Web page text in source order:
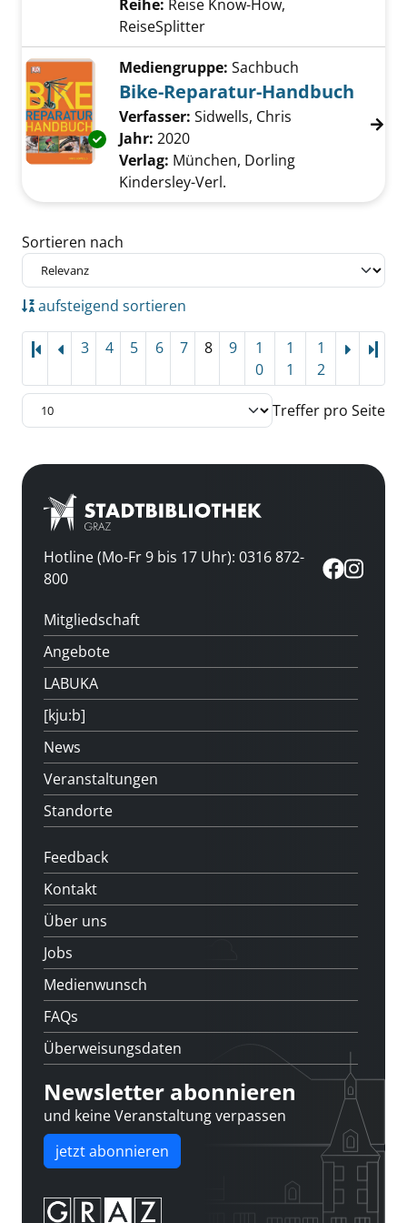
Reihe: Reise Know-How,
ReiseSplitter
Exemplar-Details von Bike-Reparatur-
Mediengruppe: Sachbuch
Bike-Reparatur-Handbuch
Verfasser: Sidwells, Chris Suche nach
Jahr: 2020
Verlag: München, Dorling
Kindersley-Verl.
Zu den Suchfiltern springen
Sortieren nach
aufsteigend sortieren
3 4 5 6 7 8 9
1
0
1
1
1
2
Treffer pro Seite
Hotline (Mo-Fr 9 bis 17 Uhr): 0316 872-
800
Mitgliedschaft
Angebote
LABUKA
[kju:b]
News
Veranstaltungen
Standorte
Feedback
Kontakt
Über uns
Jobs
Medienwunsch
FAQs
Überweisungsdaten
Newsletter abonnieren
und keine Veranstaltung verpassen
jetzt abonnieren